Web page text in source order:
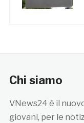
Chi siamo
VNews24 è il
giovani, per le